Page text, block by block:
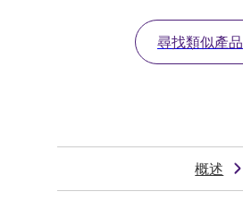
尋找類似產品
概述